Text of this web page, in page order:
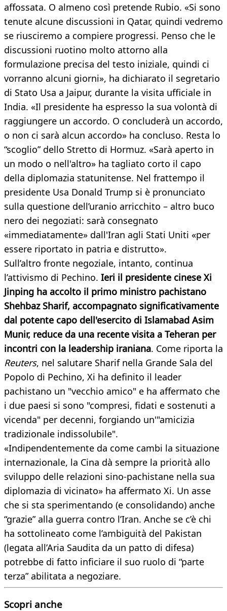
affossata. O almeno così pretende Rubio. «Si sono
tenute alcune discussioni in Qatar, quindi vedremo
se riusciremo a compiere progressi. Penso che le
discussioni ruotino molto attorno alla
formulazione precisa del testo iniziale, quindi ci
vorranno alcuni giorni», ha dichiarato il segretario
di Stato Usa a Jaipur, durante la visita ufficiale in
India. «Il presidente ha espresso la sua volontà di
raggiungere un accordo. O concluderà un accordo,
o non ci sarà alcun accordo» ha concluso. Resta lo
“scoglio” dello Stretto di Hormuz. «Sarà aperto in
un modo o nell'altro» ha tagliato corto il capo
della diplomazia statunitense. Nel frattempo il
presidente Usa Donald Trump si è pronunciato
sulla questione dell’uranio arricchito – altro buco
nero dei negoziati: sarà consegnato
«immediatamente» dall'Iran agli Stati Uniti «per
essere riportato in patria e distrutto».
Sull’altro fronte negoziale, intanto, continua
l’attivismo di Pechino. Ieri il presidente cinese Xi
Jinping ha accolto il primo ministro pachistano
Shehbaz Sharif, accompagnato significativamente
dal potente capo dell'esercito di Islamabad Asim
Munir, reduce da una recente visita a Teheran per
incontri con la leadership iraniana. Come riporta la
Reuters, nel salutare Sharif nella Grande Sala del
Popolo di Pechino, Xi ha definito il leader
pachistano un "vecchio amico" e ha affermato che
i due paesi si sono "compresi, fidati e sostenuti a
vicenda" per decenni, forgiando un'"amicizia
tradizionale indissolubile".
«Indipendentemente da come cambi la situazione
internazionale, la Cina dà sempre la priorità allo
sviluppo delle relazioni sino-pachistane nella sua
diplomazia di vicinato» ha affermato Xi. Un asse
che si sta sperimentando (e consolidando) anche
“grazie” alla guerra contro l’Iran. Anche se c’è chi
ha sottolineato come l’ambiguità del Pakistan
(legata all’Aria Saudita da un patto di difesa)
potrebbe di fatto inficiare il suo ruolo di “parte
terza” abilitata a negoziare.
Scopri anche